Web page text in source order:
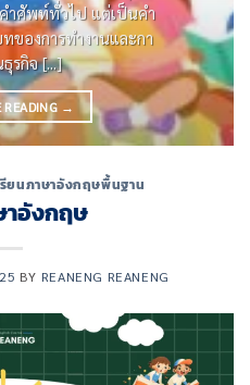
าศัพท์ทั่วไป แต่เป็นคํา
ของการทํางานและกา
รกิจ [...]
→
ยนภาษาอังกฤษพื้นฐาน
าอังกฤษ
BY REANENG REANENG